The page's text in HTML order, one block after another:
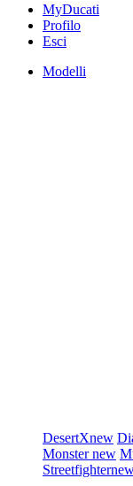
MyDucati
Profilo
Esci
Modelli
DesertXnew
Monsternew
Streetfighter